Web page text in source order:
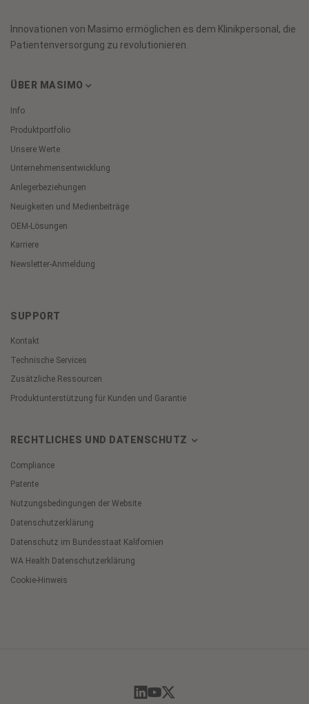
Innovationen von Masimo ermöglichen es dem Klinikpersonal, die
Patientenversorgung zu revolutionieren.
ÜBER MASIMO
Info
Produktportfolio
Unsere Werte
Unternehmensentwicklung
Anlegerbeziehungen
Neuigkeiten und Medienbeiträge
OEM-Lösungen
Karriere
Newsletter-Anmeldung
SUPPORT
Kontakt
Technische Services
Zusätzliche Ressourcen
Produktunterstützung für Kunden und Garantie
RECHTLICHES UND DATENSCHUTZ
Compliance
Patente
Nutzungsbedingungen der Website
Datenschutzerklärung
Datenschutz im Bundesstaat Kalifornien
WA Health Datenschutzerklärung
Cookie-Hinweis